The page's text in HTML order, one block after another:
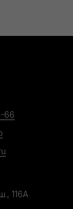
66
116А